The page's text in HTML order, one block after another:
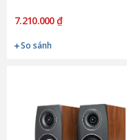
7.210.000 ₫
So sánh